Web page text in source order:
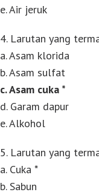
e. Air jeruk
4. Larutan yang
a. Asam klorida
b. Asam sulfat
c. Asam cuka *
d. Garam dapur
e. Alkohol
5. Larutan yang
a. Cuka *
b. Sabun